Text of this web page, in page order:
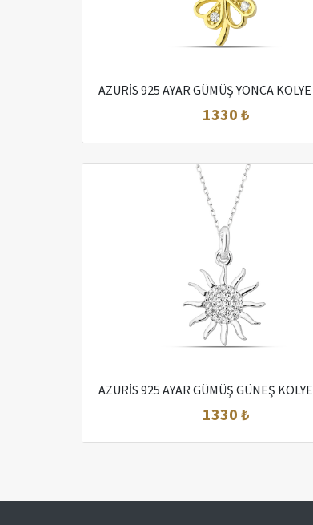
AZURİS 925 AYAR GÜMÜŞ YONCA KOLYE
1330 ₺
AZURİS 925 AYAR GÜMÜŞ GÜNEŞ KOLYE
1330 ₺